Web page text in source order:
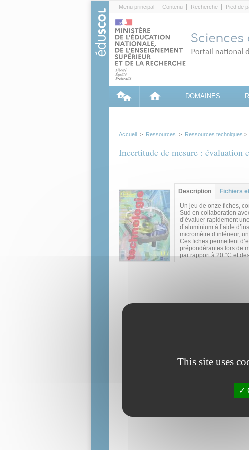
Menu principal Contenu Recherche Pied de
DOMAINES
Accueil > Ressources > Ressources techniques >
Incertitude de mesure : évaluation
Groupe principal
Description (onglet
actif)
Fichiers
Un jeu de onze fiches,
Sud en collaboration
d’évaluer rapidement
d’aluminium à l’aide
micromètre d’intérieur,
Ces fiches permettent
prépondérantes lors de
par rapport à 20 °C et
This site uses